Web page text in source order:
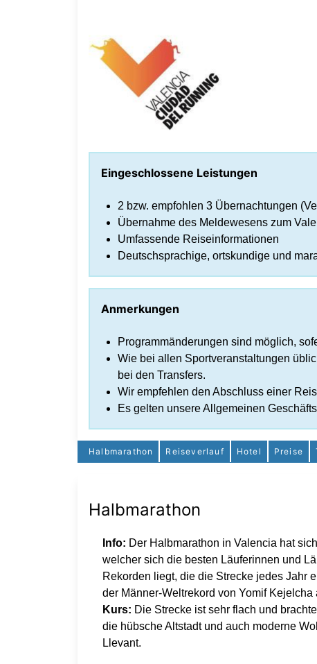
Eingeschlossene Leistungen
2 bzw. empfohlen 3 Übernachtungen
Übernahme des Meldewesens zum
Umfassende Reiseinformationen
Deutschsprachige, ortskundige und
Anmerkungen
Programmänderungen sind möglich,
Wie bei allen Sportveranstaltungen
bei den Transfers.
Wir empfehlen den Abschluss einer
Es gelten unsere Allgemeinen
Halbmarathon Reiseverlauf Hotel Preise
Halbmarathon
Info: Der Halbmarathon in Valencia hat
welcher sich die besten Läuferinnen und
Rekorden liegt, die die Strecke jedes Jahr
der Männer-Weltrekord von Yomif
Kurs: Die Strecke ist sehr flach und
die hübsche Altstadt und auch moderne
Llevant.